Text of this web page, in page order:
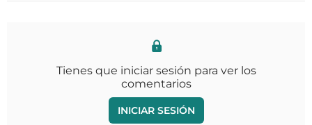
Tienes que iniciar sesión para ver los
comentarios
INICIAR SESIÓN